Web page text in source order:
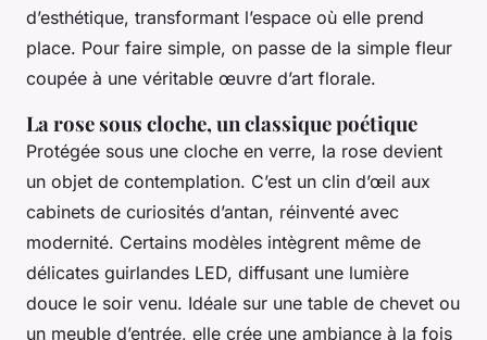
d’esthétique, transformant l’espace où elle prend
place. Pour faire simple, on passe de la simple fleur
coupée à une véritable œuvre d’art florale.
La rose sous cloche, un classique poétique
Protégée sous une cloche en verre, la rose devient
un objet de contemplation. C’est un clin d’œil aux
cabinets de curiosités d’antan, réinventé avec
modernité. Certains modèles intègrent même de
délicates guirlandes LED, diffusant une lumière
douce le soir venu. Idéale sur une table de chevet ou
un meuble d’entrée, elle crée une ambiance à la fois